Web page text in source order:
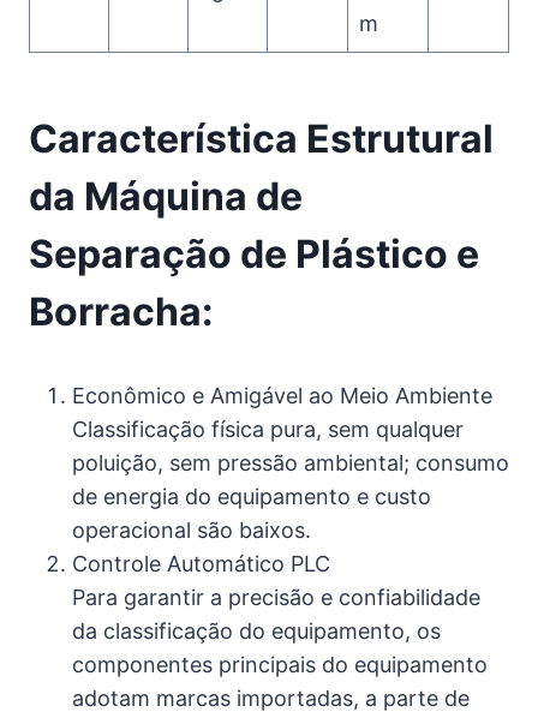
m
Característica Estrutural
da Máquina de
Separação de Plástico e
Borracha:
Econômico e Amigável ao Meio Ambiente
Classificação física pura, sem qualquer
poluição, sem pressão ambiental; consumo
de energia do equipamento e custo
operacional são baixos.
Controle Automático PLC
Para garantir a precisão e confiabilidade
da classificação do equipamento, os
componentes principais do equipamento
adotam marcas importadas, a parte de